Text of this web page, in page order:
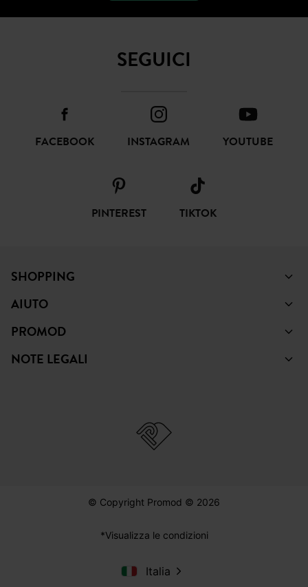
SEGUICI
FACEBOOK INSTAGRAM YOUTUBE
PINTEREST TIKTOK
SHOPPING
AIUTO
PROMOD
NOTE LEGALI
© Copyright Promod © 2026
*Visualizza le condizioni
Italia